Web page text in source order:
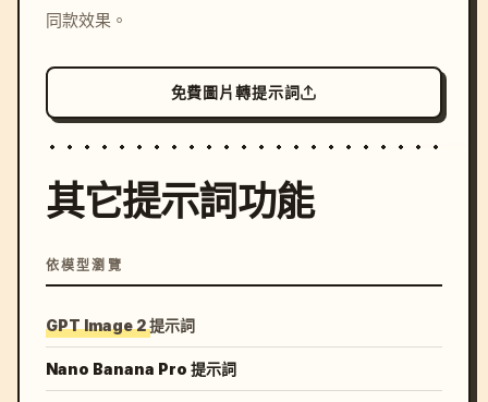
同款效果。
免費圖片轉提示詞
其它提示詞功能
依模型瀏覽
GPT Image 2 提示詞
Nano Banana Pro 提示詞